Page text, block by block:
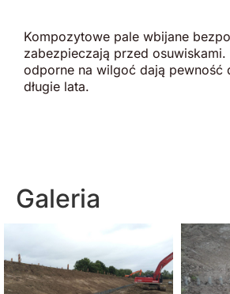
Kompozytowe pale wbijane
zabezpieczają przed osuwiskami.
odporne na wilgoć dają pewność
długie lata.
Galeria